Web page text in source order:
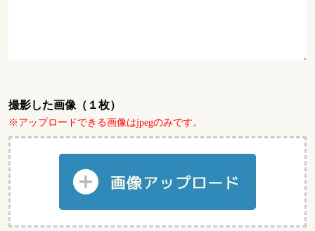
撮影した画像（１枚）
※アップロードできる画像はjpegのみです。